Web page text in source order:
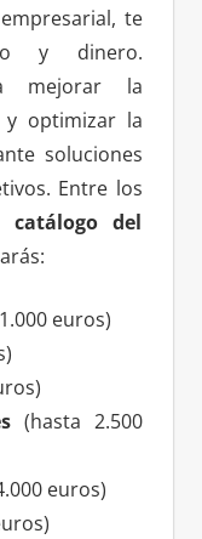
te
y dinero.
mejorar la
optimizar la
soluciones
Entre los
catálogo del
euros)
(hasta 2.500
euros)